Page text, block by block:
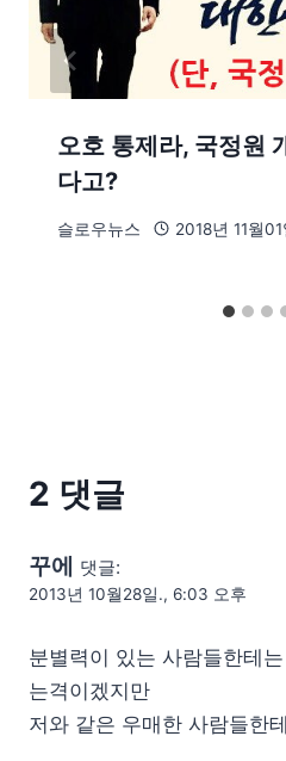
오호 통제라, 국정원
다고?
슬로우뉴스 2018년 11월01
2 댓글
꾸에 댓글:
2013년 10월28일., 6:03 오후
분별력이 있는 사람들한테
는격이겠지만
저와 같은 우매한 사람들한